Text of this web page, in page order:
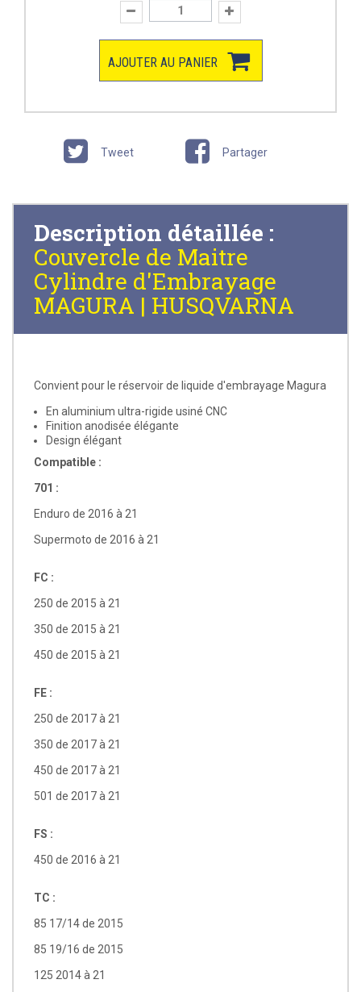
AJOUTER AU PANIER
Tweet Partager
Description détaillée :
Couvercle de Maitre
Cylindre d'Embrayage
MAGURA | HUSQVARNA
Convient pour le réservoir de liquide d'embrayage Magura
En aluminium ultra-rigide usiné CNC
Finition anodisée élégante
Design élégant
Compatible :
701 :
Enduro de 2016 à 21
Supermoto de 2016 à 21
FC :
250 de 2015 à 21
350 de 2015 à 21
450 de 2015 à 21
FE :
250 de 2017 à 21
350 de 2017 à 21
450 de 2017 à 21
501 de 2017 à 21
FS :
450 de 2016 à 21
TC :
85 17/14 de 2015
85 19/16 de 2015
125 2014 à 21